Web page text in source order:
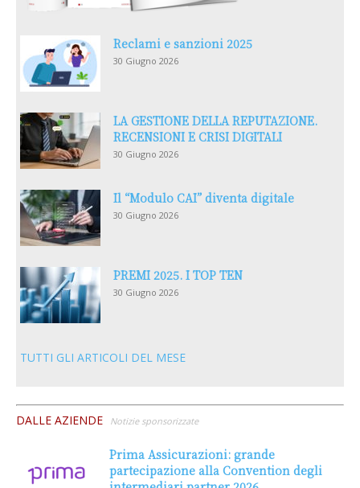
Reclami e sanzioni 2025
30 Giugno 2026
LA GESTIONE DELLA REPUTAZIONE.
RECENSIONI E CRISI DIGITALI
30 Giugno 2026
Il “Modulo CAI” diventa digitale
30 Giugno 2026
PREMI 2025. I TOP TEN
30 Giugno 2026
TUTTI GLI ARTICOLI DEL MESE
DALLE AZIENDE Notizie sponsorizzate
Prima Assicurazioni: grande
partecipazione alla Convention degli